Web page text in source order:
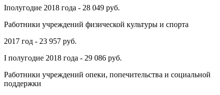
Iполугодие 2018 года - 28 049 руб.
Работники учреждений физической культуры и спорта
2017 год - 23 957 руб.
I полугодие 2018 года - 29 086 руб.
Работники учреждений опеки, попечительства и социальной
поддержки